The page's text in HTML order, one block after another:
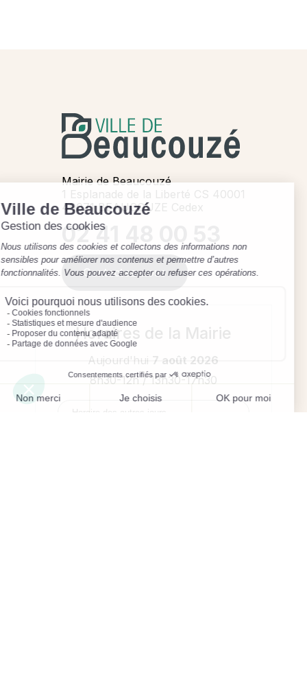
Mairie de Beaucouzé
1 Esplanade de la Liberté CS 40001
49071 BEAUCOUZE Cedex
02 41 48 00 53
Contactez-nous
Horaires de la Mairie
Aujourd'hui 7 août 2026
8h30-12h / 13h30-17h30